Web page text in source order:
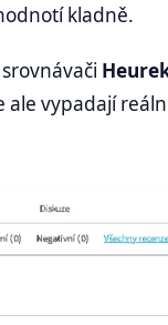
kladně.
ale vypadají